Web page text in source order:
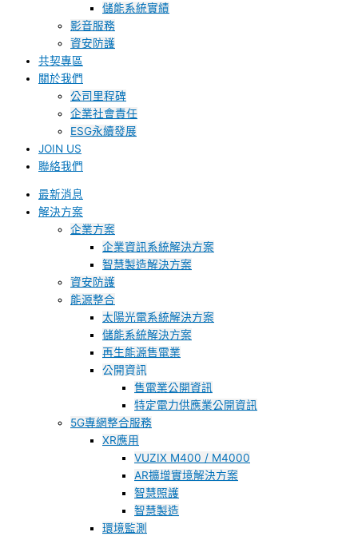
儲能系統實績
影音服務
資安防護
共契專區
關於我們
公司里程碑
企業社會責任
ESG永續發展
JOIN US
聯絡我們
最新消息
解決方案
企業方案
企業資訊系統解決方案
智慧製造解決方案
資安防護
能源整合
太陽光電系統解決方案
儲能系統解決方案
再生能源售電業
公開資訊
售電業公開資訊
特定電力供應業公開資訊
5G專網整合服務
XR應用
VUZIX M400 / M4000
AR擴增實境解決方案
智慧照護
智慧製造
環境監測